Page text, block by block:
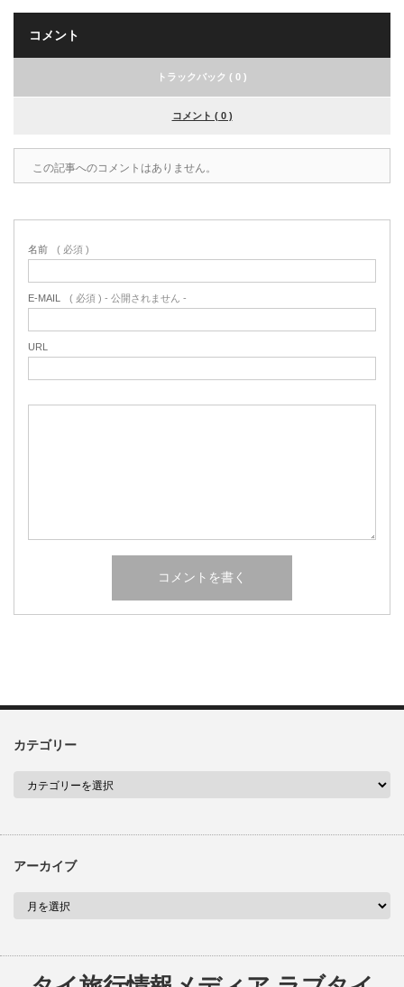
コメント
トラックバック ( 0 )
コメント ( 0 )
この記事へのコメントはありません。
名前 ( 必須 )
E-MAIL ( 必須 ) - 公開されません -
URL
カテゴリー
アーカイブ